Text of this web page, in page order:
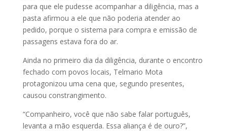
para que ele pudesse acompanhar a diligência, mas a
pasta afirmou a ele que não poderia atender ao
pedido, porque o sistema para compra e emissão de
passagens estava fora do ar.
Ainda no primeiro dia da diligência, durante o encontro
fechado com povos locais, Telmario Mota
protagonizou uma cena que, segundo presentes,
causou constrangimento.
“Companheiro, você que não sabe falar português,
levanta a mão esquerda. Essa aliança é de ouro?”,